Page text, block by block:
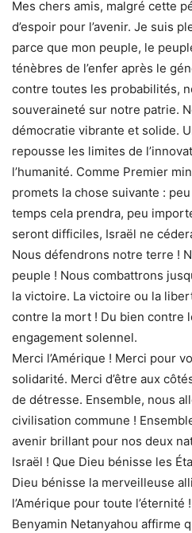
Mes chers amis, malgré cette
d’espoir pour l’avenir. Je suis
parce que mon peuple, le
ténèbres de l’enfer après le
contre toutes les probabilités,
souveraineté sur notre patrie.
démocratie vibrante et solide.
repousse les limites de
l’humanité. Comme Premier
promets la chose suivante :
temps cela prendra, peu
seront difficiles, Israël ne
Nous défendrons notre terre !
peuple ! Nous combattrons
la victoire. La victoire ou la
contre la mort ! Du bien contre
engagement solennel.
Merci l’Amérique ! Merci pour
solidarité. Merci d’être aux
de détresse. Ensemble, nous
civilisation commune !
avenir brillant pour nos deux
Israël ! Que Dieu bénisse les
Dieu bénisse la merveilleuse
l’Amérique pour toute l’éternité
Benyamin Netanyahou affirme